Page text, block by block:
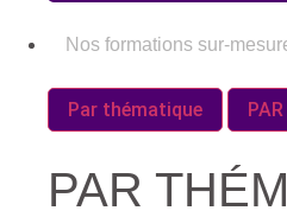
Nos formations sur-
Par thématique
PAR